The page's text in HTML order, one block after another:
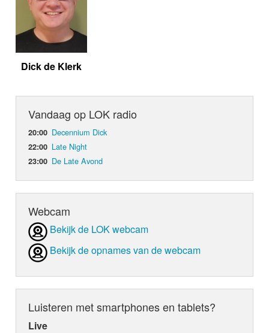
Dick de Klerk
Vandaag op LOK radio
20:00 Decennium Dick
22:00 Late Night
23:00 De Late Avond
Webcam
Bekijk de LOK webcam
Bekijk de opnames van de webcam
Luisteren met smartphones en tablets?
Live